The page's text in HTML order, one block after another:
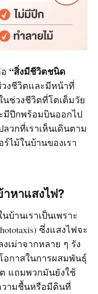
“สิ่งมีชีวิตชนิด
งชีวิตและมีหน้าที่
ช่วงชีวิตที่โตเต็มวัย
ปีกพร้อมบินออกไป
วกที่เราเห็นเดินตาม
ไม้ในบ้านของเรา
หาแสงไฟ?
บ้านเราเป็นเพราะ
ซึ่งแสงไฟจะ
เม่าจากหลาย ๆ รัง
อกาสในการผสมพันธุ์
แถมพวกมันยังใช้
วามชื้นหรือมีดินที่